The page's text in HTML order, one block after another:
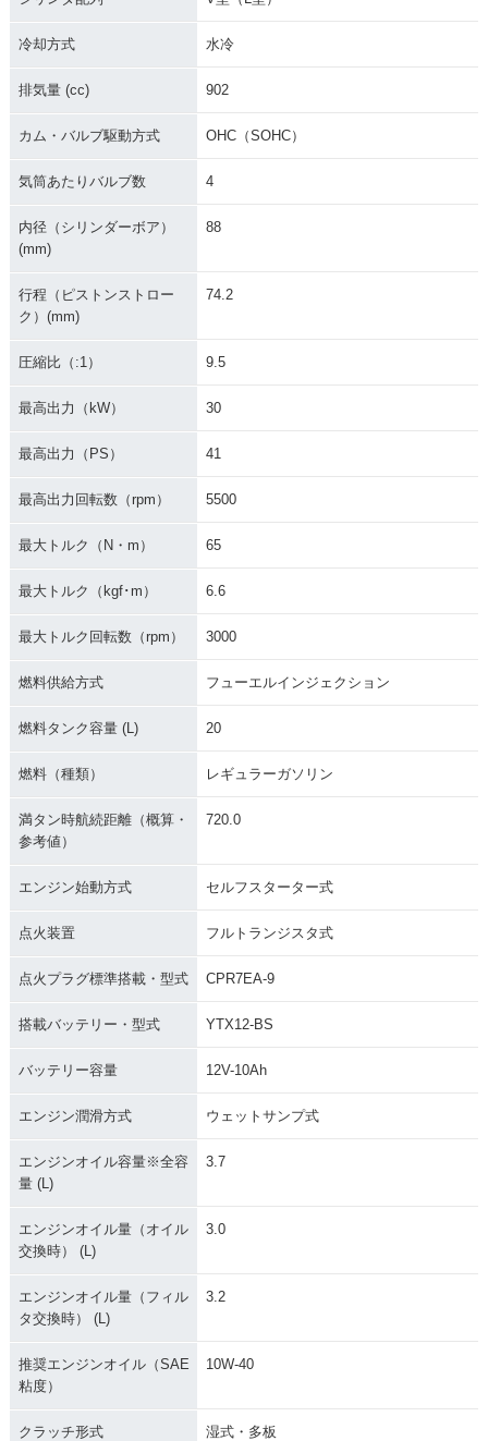
冷却方式 水冷
排気量 (cc) 902
カム・バルブ駆動方式 OHC（SOHC）
気筒あたりバルブ数 4
内径（シリンダーボア）
(mm)
88
行程（ピストンストロー
ク）(mm)
74.2
圧縮比（:1） 9.5
最高出力（kW） 30
最高出力（PS） 41
最高出力回転数（rpm） 5500
最大トルク（N・m） 65
最大トルク（kgf･m） 6.6
最大トルク回転数（rpm） 3000
燃料供給方式 フューエルインジェクション
燃料タンク容量 (L) 20
燃料（種類） レギュラーガソリン
満タン時航続距離（概算・
参考値）
720.0
エンジン始動方式 セルフスターター式
点火装置 フルトランジスタ式
点火プラグ標準搭載・型式 CPR7EA-9
搭載バッテリー・型式 YTX12-BS
バッテリー容量 12V-10Ah
エンジン潤滑方式 ウェットサンプ式
エンジンオイル容量※全容
量 (L)
3.7
エンジンオイル量（オイル
交換時） (L)
3.0
エンジンオイル量（フィル
タ交換時） (L)
3.2
推奨エンジンオイル（SAE
粘度）
10W-40
クラッチ形式 湿式・多板